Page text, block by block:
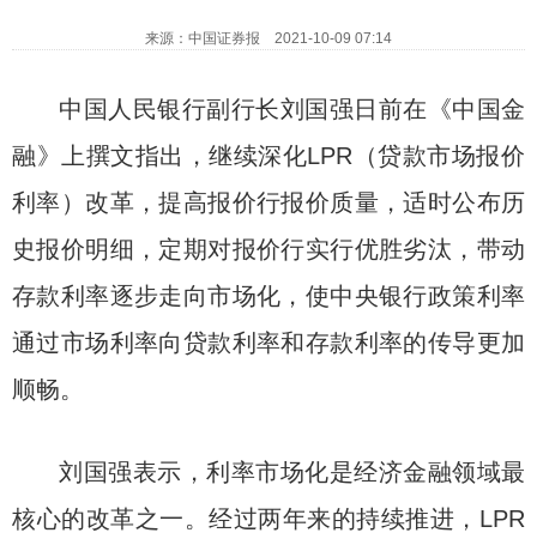
来源：中国证券报 2021-10-09 07:14
中国人民银行副行长刘国强日前在《中国金
融》上撰文指出，继续深化LPR（贷款市场报价
利率）改革，提高报价行报价质量，适时公布历
史报价明细，定期对报价行实行优胜劣汰，带动
存款利率逐步走向市场化，使中央银行政策利率
通过市场利率向贷款利率和存款利率的传导更加
顺畅。
刘国强表示，利率市场化是经济金融领域最
核心的改革之一。经过两年来的持续推进，LPR